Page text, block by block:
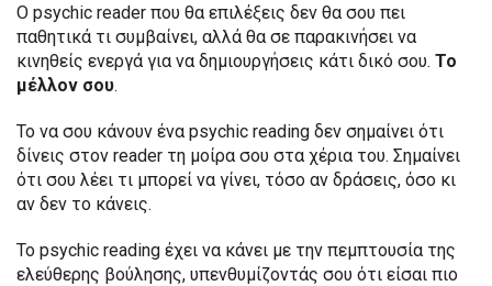
Ο psychic reader που θα επιλέξεις δεν θα σου πει
παθητικά τι συμβαίνει, αλλά θα σε παρακινήσει να
κινηθείς ενεργά για να δημιουργήσεις κάτι δικό σου. Το
μέλλον σου.
Το να σου κάνουν ένα psychic reading δεν σημαίνει ότι
δίνεις στον reader τη μοίρα σου στα χέρια του. Σημαίνει
ότι σου λέει τι μπορεί να γίνει, τόσο αν δράσεις, όσο κι
αν δεν το κάνεις.
Το psychic reading έχει να κάνει με την πεμπτουσία της
ελεύθερης βούλησης, υπενθυμίζοντάς σου ότι είσαι πιο